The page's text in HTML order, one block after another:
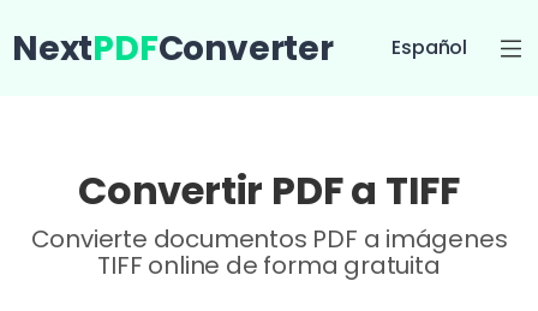
NextPDFConverter Español
Convertir PDF a TIFF
Convierte documentos PDF a imágenes
TIFF online de forma gratuita